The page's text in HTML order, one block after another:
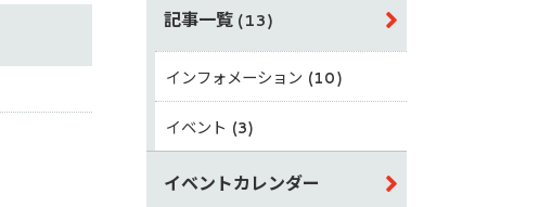
記事一覧 (13)
インフォメーション (10)
イベント (3)
イベントカレンダー